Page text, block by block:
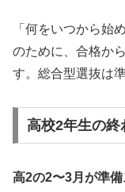
「何をいつから始
のために、合格か
す。総合型選抜は
高校2年生の終
高2の2〜3月が準